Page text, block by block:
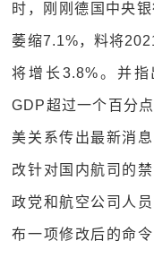
时，刚刚德国中央
萎缩7.1%，料将
将增长3.8%。并
GDP超过一个百分
美关系传出最新消
改针对国内航司的
政党和航空公司人
布一项修改后的命